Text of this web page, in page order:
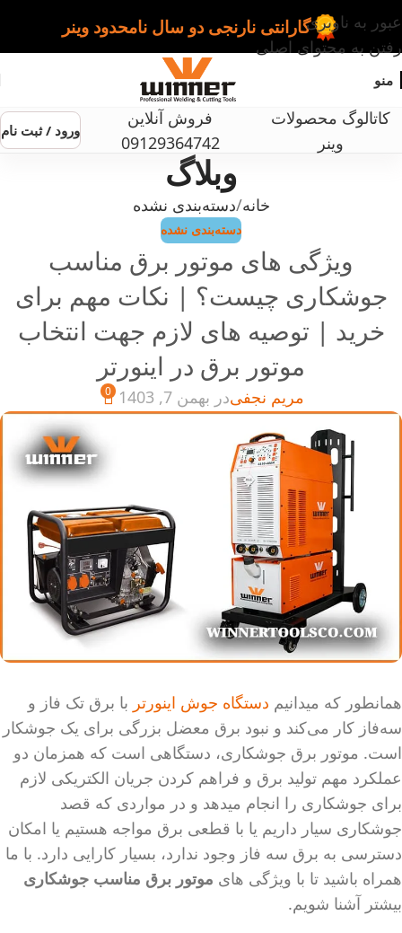
عبور به ناوبری
رفتن به محتوای اصلی
گارانتی نارنجی دو سال نامحدود وینر
منو
کاتالوگ محصولات
وینر
فروش آنلاین
09129364742
ورود / ثبت نام
وبلاگ
خانه دسته‌بندی نشده
دسته‌بندی نشده
ویژگی های موتور برق مناسب
جوشکاری چیست؟ | نکات مهم برای
خرید | توصیه های لازم جهت انتخاب
موتور برق در اینورتر
مریم نجفیدر بهمن 7, 1403 0
همانطور که میدانیم دستگاه جوش اینورتر با برق تک‌ فاز و
سه‌فاز کار می‌کند و نبود برق معضل بزرگی برای یک جوشکار
است. موتور برق جوشکاری، دستگاهی است که همزمان دو
عملکرد مهم تولید برق و فراهم کردن جریان الکتریکی لازم
برای جوشکاری را انجام میدهد و در مواردی که قصد
جوشکاری سیار داریم یا با قطعی برق مواجه هستیم یا امکان
دسترسی به برق سه فاز وجود ندارد، بسیار کارایی دارد. با ما
همراه باشید تا با ویژگی های موتور برق مناسب جوشکاری
بیشتر آشنا شویم.